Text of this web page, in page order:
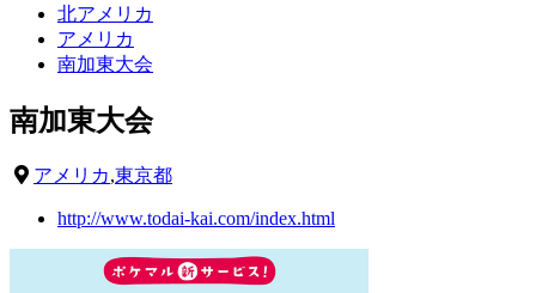
北アメリカ
アメリカ
南加東大会
南加東大会
アメリカ,東京都
http://www.todai-kai.com/index.html